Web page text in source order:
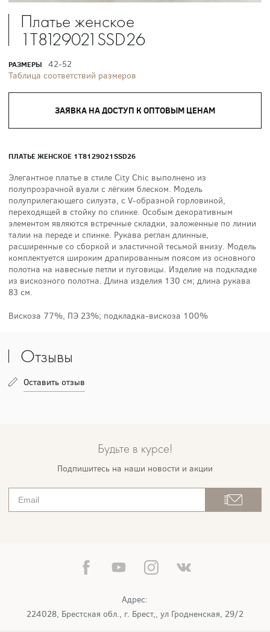
Платье женское
1T8129021SSD26
РАЗМЕРЫ
42-52
Таблица соответствий размеров
ЗАЯВКА НА ДОСТУП К ОПТОВЫМ ЦЕНАМ
ПЛАТЬЕ ЖЕНСКОЕ 1T8129021SSD26
Элегантное платье в стиле City Chic выполнено из
полупрозрачной вуали с лёгким блеском. Модель
полуприлегающего силуэта, с V-образной горловиной,
переходящей в стойку по спинке. Особым декоративным
элементом являются встречные складки, заложенные по линии
талии на переде и спинке. Рукава реглан длинные,
расширенные со сборкой и эластичной тесьмой внизу. Модель
комплектуется широким драпированным поясом из основного
полотна на навесные петли и пуговицы. Изделие на подкладке
из вискозного полотна. Длина изделия 130 см; длина рукава
83 см.
Вискоза 77%, ПЭ 23%; подкладка-вискоза 100%
Отзывы
Оставить отзыв
Будьте в курсе!
Подпишитесь на наши новости и акции
Адрес:
224028, Брестская обл., г. Брест,, ул Гродненская, 29/2